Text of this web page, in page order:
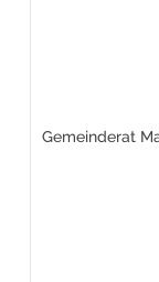
Gemeinderat